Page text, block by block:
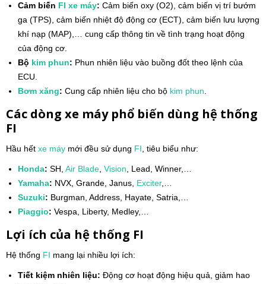
Cảm biến FI xe máy: Cảm biến oxy (O2), cảm biến vị trí bướm
ga (TPS), cảm biến nhiệt độ động cơ (ECT), cảm biến lưu lượng
khí nạp (MAP),… cung cấp thông tin về tình trạng hoạt động
của động cơ.
Bộ kim phun: Phun nhiên liệu vào buồng đốt theo lệnh của
ECU.
Bơm xăng: Cung cấp nhiên liệu cho bộ kim phun.
Các dòng xe máy phổ biến dùng hệ thống
FI
Hầu hết xe máy mới đều sử dụng FI, tiêu biểu như:
Honda: SH, Air Blade, Vision, Lead, Winner,…
Yamaha: NVX, Grande, Janus, Exciter,…
Suzuki: Burgman, Address, Hayate, Satria,…
Piaggio: Vespa, Liberty, Medley,…
Lợi ích của hệ thống FI
Hệ thống FI mang lại nhiều lợi ích:
Tiết kiệm nhiên liệu: Động cơ hoạt động hiệu quả, giảm hao